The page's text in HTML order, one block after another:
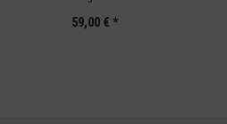
59,00 € *